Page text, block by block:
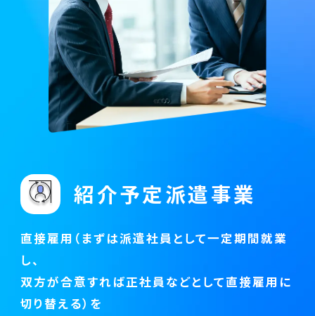
紹介予定派遣事業
直接雇用（まずは派遣社員として一定期間就業
し、
双方が合意すれば正社員などとして直接雇用に
切り替える）を